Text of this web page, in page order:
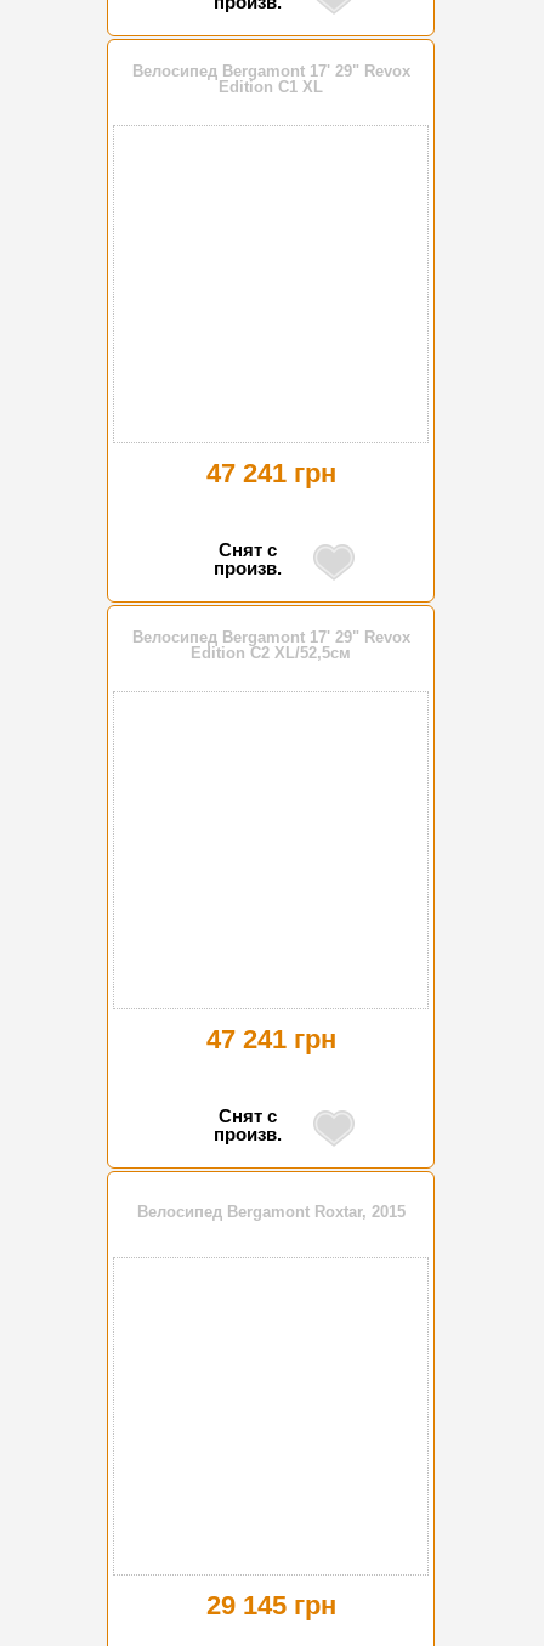
Велосипед Bergamont 17' 29" Revox
Edition C1 XL
47 241 грн
Снят с
произв.
Велосипед Bergamont 17' 29" Revox
Edition C2 XL/52,5см
47 241 грн
Снят с
произв.
Велосипед Bergamont Roxtar, 2015
29 145 грн